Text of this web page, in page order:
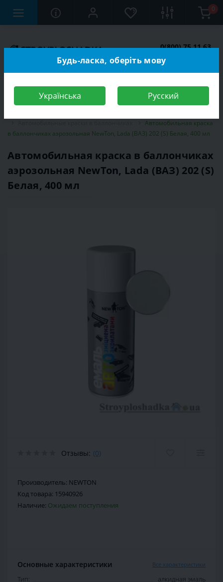
0
0(800) 75 11 63
Автомобильная краска
в баллончиках аэрозольная NewTon, Lada (ВАЗ) 202 (S) Белая, 400 мл
Автомобильная краска в баллончиках
аэрозольная NewTon, Lada (ВАЗ) 202 (S)
Белая, 400 мл
Отзывы: (0)
Производитель: NEWTON
Код товара: 15940926
Наличие: Ожидаем поступления
Основные характеристики Все характеристики
Тип:
алкидная эмаль
Будь-ласка, оберіть мову
Українська Русский